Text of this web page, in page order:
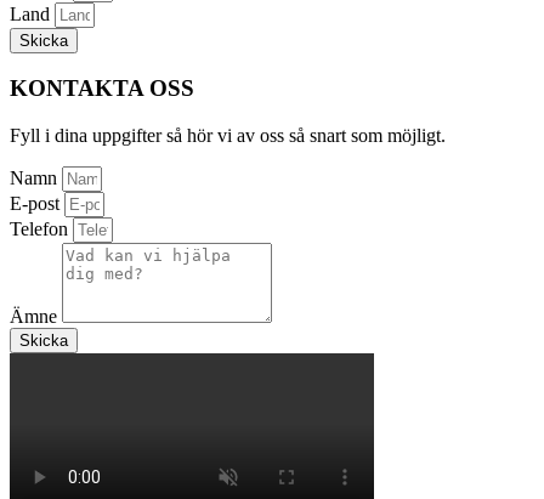
Land
Skicka
KONTAKTA OSS
Fyll i dina uppgifter så hör vi av oss så snart som möjligt.
Namn
E-post
Telefon
Ämne
Skicka